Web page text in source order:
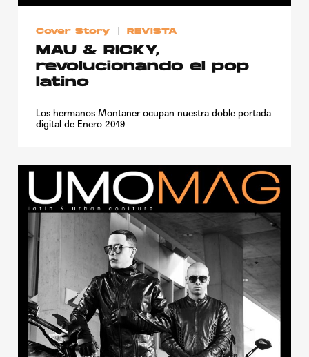
Cover Story REVISTA
MAU & RICKY,
revolucionando el pop
latino
Los hermanos Montaner ocupan nuestra doble portada
digital de Enero 2019